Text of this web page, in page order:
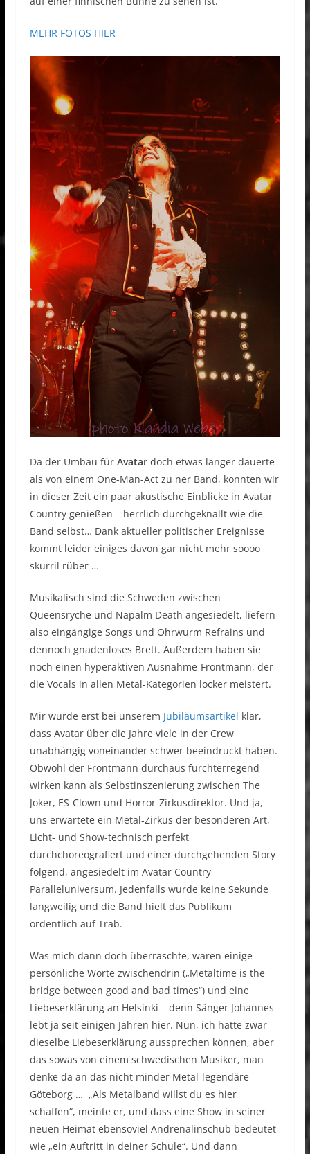
MEHR FOTOS HIER
Da der Umbau fürAvatardoch etwas länger dauerte
als von einem One-Man-Act zu ner Band, konnten wir
in dieser Zeit ein paar akustische Einblicke in Avatar
Country genießen – herrlich durchgeknallt wie die
Band selbst… Dank aktueller politischer Ereignisse
kommt leider einiges davon gar nicht mehr soooo
skurril rüber …
Musikalisch sind die Schweden zwischen
Queensryche und Napalm Death angesiedelt, liefern
also eingängige Songs und Ohrwurm Refrains und
dennoch gnadenloses Brett. Außerdem haben sie
noch einen hyperaktiven Ausnahme-Frontmann, der
die Vocals in allen Metal-Kategorien locker meistert.
Mir wurde erst bei unserem Jubiläumsartikel klar,
dass Avatar über die Jahre viele in der Crew
unabhängig voneinander schwer beeindruckt haben.
Obwohl der Frontmann durchaus furchterregend
wirken kann als Selbstinszenierung zwischen The
Joker, ES-Clown und Horror-Zirkusdirektor. Und ja,
uns erwartete ein Metal-Zirkus der besonderen Art,
Licht- und Show-technisch perfekt
durchchoreografiert und einer durchgehenden Story
folgend, angesiedelt im Avatar Country
Paralleluniversum. Jedenfalls wurde keine Sekunde
langweilig und die Band hielt das Publikum
ordentlich auf Trab.
Was mich dann doch überraschte, waren einige
persönliche Worte zwischendrin („Metaltime is the
bridge between good and bad times“) und eine
Liebeserklärung an Helsinki – denn Sänger Johannes
lebt ja seit einigen Jahren hier. Nun, ich hätte zwar
dieselbe Liebeserklärung aussprechen können, aber
das sowas von einem schwedischen Musiker, man
denke da an das nicht minder Metal-legendäre
Göteborg … „Als Metalband willst du es hier
schaffen“, meinte er, und dass eine Show in seiner
neuen Heimat ebensoviel Andrenalinschub bedeutet
wie „ein Auftritt in deiner Schule“. Und dann